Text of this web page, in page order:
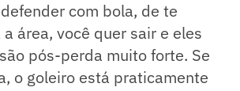
com bola, de te
área, você quer sair e eles
pós-perda muito forte. Se
o goleiro está praticamente